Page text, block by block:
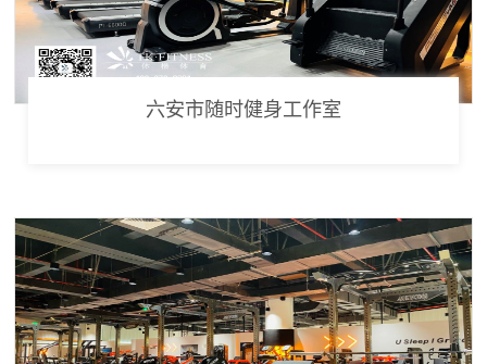
六安市随时健身工作室